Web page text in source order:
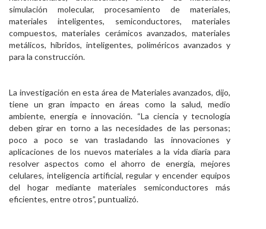
simulación molecular, procesamiento de materiales,
materiales inteligentes, semiconductores, materiales
compuestos, materiales cerámicos avanzados, materiales
metálicos, híbridos, inteligentes, poliméricos avanzados y
para la construcción.
La investigación en esta área de Materiales avanzados, dijo,
tiene un gran impacto en áreas como la salud, medio
ambiente, energía e innovación. “La ciencia y tecnología
deben girar en torno a las necesidades de las personas;
poco a poco se van trasladando las innovaciones y
aplicaciones de los nuevos materiales a la vida diaria para
resolver aspectos como el ahorro de energía, mejores
celulares, inteligencia artificial, regular y encender equipos
del hogar mediante materiales semiconductores más
eficientes, entre otros”, puntualizó.